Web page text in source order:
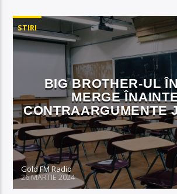
STIRI
BIG BROTHER-UL
MERGE
CONTRAARGUMENTE
Gold FM Radio
26 MARTIE 2024